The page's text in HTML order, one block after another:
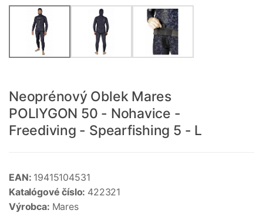
Neoprénový Oblek Mares
POLIYGON 50 - Nohavice -
Freediving - Spearfishing 5 - L
EAN: 19415104531
Katalógové číslo: 422321
Výrobca: Mares